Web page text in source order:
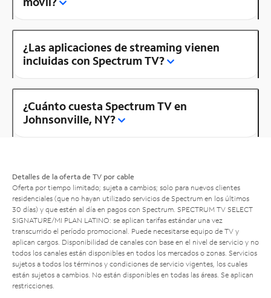
¿Las aplicaciones de streaming vienen
incluidas con Spectrum TV?
¿Cuánto cuesta Spectrum TV en
Johnsonville, NY?
Detalles de la oferta de TV por cable
Oferta por tiempo limitado; sujeta a cambios; solo para nuevos clientes
residenciales (que no hayan utilizado servicios de Spectrum en los últimos
30 días) y que estén al día en pagos con Spectrum. SPECTRUM TV SELECT
SIGNATURE/MI PLAN LATINO: se aplican tarifas estándar una vez
transcurrido el período promocional. Puede necesitarse equipo de TV y
aplican cargos. Disponibilidad de canales con base en el nivel de servicio y no
todos los canales están disponibles en todos los mercados o zonas. Servicios
sujetos a todos los términos y condiciones de servicio vigentes, los cuales
están sujetos a cambios. No están disponibles en todas las áreas. Se aplican
restricciones.